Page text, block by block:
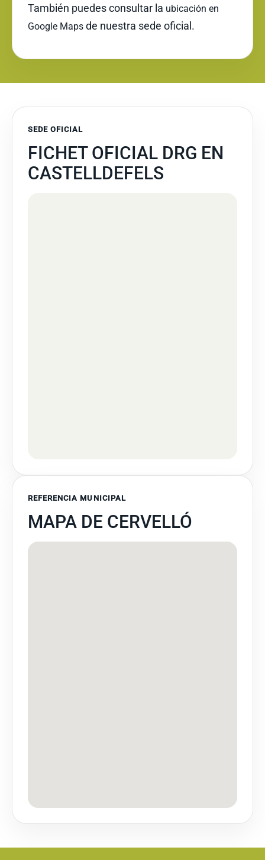
También puedes consultar la ubicación en
Google Maps de nuestra sede oficial.
SEDE OFICIAL
FICHET OFICIAL DRG EN
CASTELLDEFELS
REFERENCIA MUNICIPAL
MAPA DE CERVELLÓ